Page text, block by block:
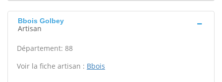
Bbois Golbey
Artisan
Département: 88
Voir la fiche artisan : Bbois